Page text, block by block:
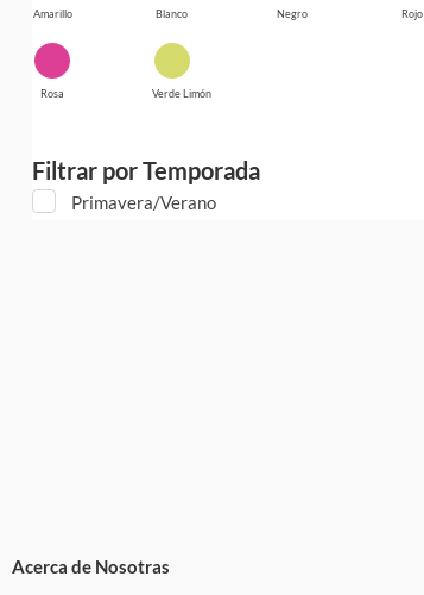
Amarillo Blanco Negro Rojo
Rosa Verde Limón
Filtrar por Temporada
Primavera/Verano
Acerca de Nosotras